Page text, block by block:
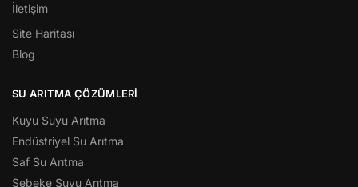
İletişim
Site Haritası
Blog
SU ARITMA ÇÖZÜMLERI
Kuyu Suyu Arıtma
Endüstriyel Su Arıtma
Saf Su Arıtma
Şebeke Suyu Arıtma